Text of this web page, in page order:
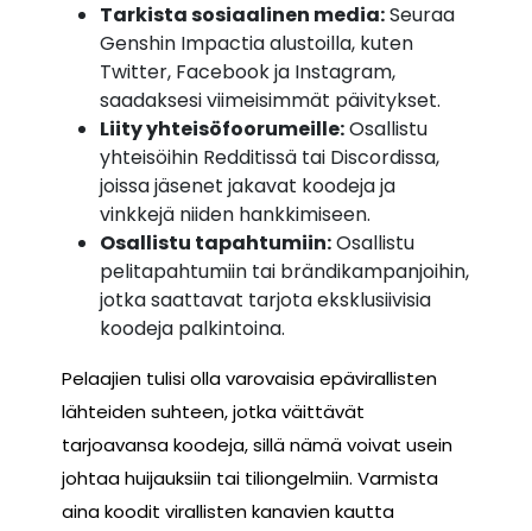
Tarkista sosiaalinen media:Seuraa
Genshin Impactia alustoilla, kuten
Twitter, Facebook ja Instagram,
saadaksesi viimeisimmät päivitykset.
Liity yhteisöfoorumeille:Osallistu
yhteisöihin Redditissä tai Discordissa,
joissa jäsenet jakavat koodeja ja
vinkkejä niiden hankkimiseen.
Osallistu tapahtumiin:Osallistu
pelitapahtumiin tai brändikampanjoihin,
jotka saattavat tarjota eksklusiivisia
koodeja palkintoina.
Pelaajien tulisi olla varovaisia epävirallisten
lähteiden suhteen, jotka väittävät
tarjoavansa koodeja, sillä nämä voivat usein
johtaa huijauksiin tai tiliongelmiin. Varmista
aina koodit virallisten kanavien kautta